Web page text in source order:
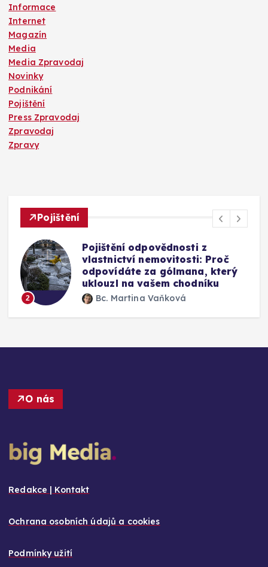
Informace
Internet
Magazín
Media
Media Zpravodaj
Novinky
Podnikání
Pojištění
Press Zpravodaj
Zpravodaj
Zpravy
Pojištění
2
Pojištění odpovědnosti z
vlastnictví nemovitosti: Proč
odpovídáte za gólmana, který
uklouzl na vašem chodníku
Bc. Martina Vaňková
O nás
Redakce | Kontakt
Ochrana osobních údajů a cookies
Podmínky užití